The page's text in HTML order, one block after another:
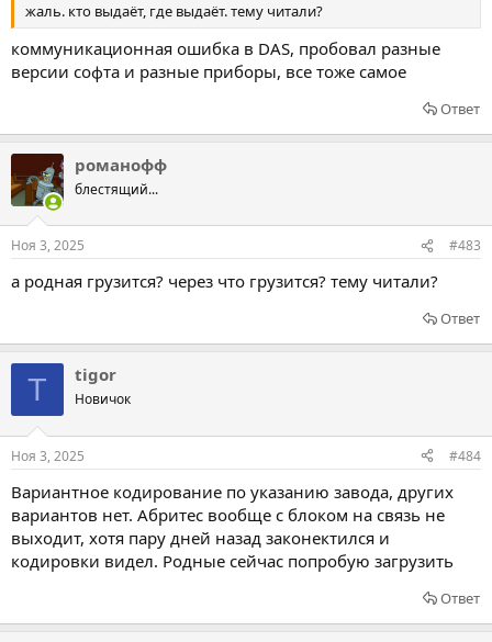
жаль. кто выдаёт, где выдаёт. тему читали?
коммуникационная ошибка в DAS, пробовал разные
версии софта и разные приборы, все тоже самое
Ответ
романофф
блестящий...
Ноя 3, 2025 #483
а родная грузится? через что грузится? тему читали?
Ответ
T tigor
Новичок
Ноя 3, 2025 #484
Вариантное кодирование по указанию завода, других
вариантов нет. Абритес вообще с блоком на связь не
выходит, хотя пару дней назад законектился и
кодировки видел. Родные сейчас попробую загрузить
Ответ